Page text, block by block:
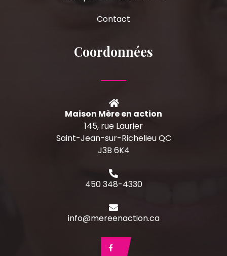
Contact
Coordonnées
Maison Mère en action
145, rue Laurier
Saint-Jean-sur-Richelieu QC
J3B 6K4
450 348-4330
info@mereenaction.ca